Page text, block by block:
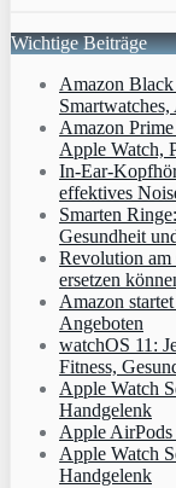
Wichtige Beiträge
Amazon
Amazon
Apple Watch,
In-Ear-
effektives
Smarten
Gesundheit
Revolution
ersetzen
Amazon
Angeboten
watchOS 11:
Fitness,
Apple Watch
Handgelenk
Apple
Apple Watch
Handgelenk